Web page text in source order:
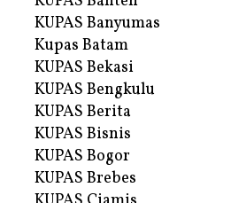
KUPAS Banyumas
Kupas Batam
KUPAS Bekasi
KUPAS Bengkulu
KUPAS Berita
KUPAS Bisnis
KUPAS Bogor
KUPAS Brebes